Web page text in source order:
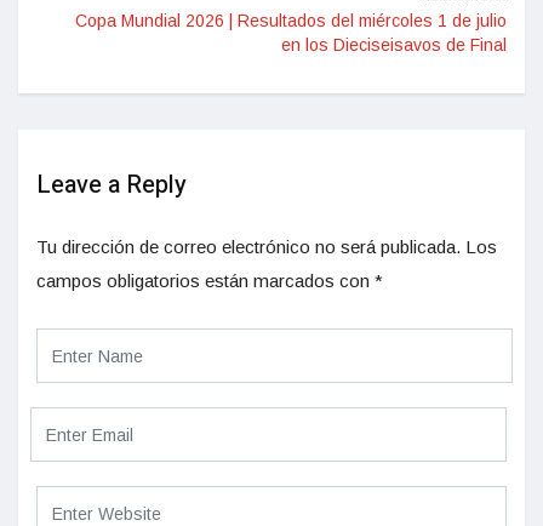
Copa Mundial 2026 | Resultados del miércoles 1 de julio
en los Dieciseisavos de Final
Leave a Reply
Tu dirección de correo electrónico no será publicada. Los
campos obligatorios están marcados con *